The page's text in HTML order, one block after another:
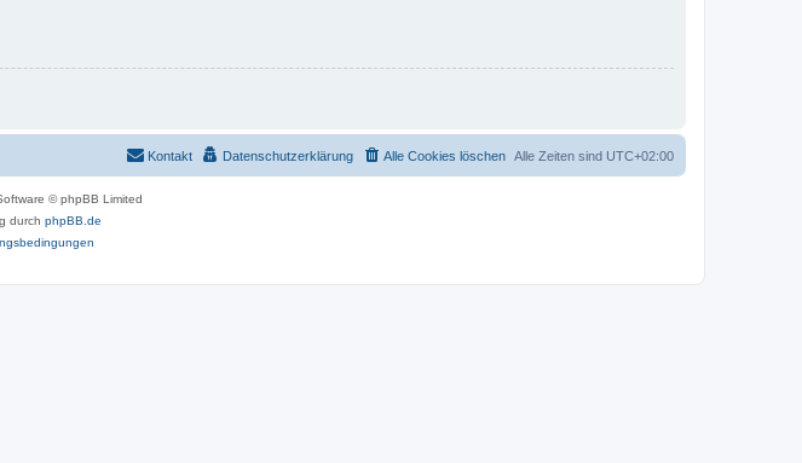
Alle Zeiten sind UTC+02:00
Alle Cookies löschen
Datenschutzerklärung
Kontakt
© phpBB Limited
durch phpBB.de